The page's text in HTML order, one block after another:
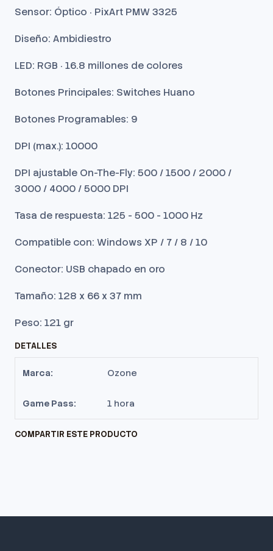
Sensor: Óptico · PixArt PMW 3325
Diseño: Ambidiestro
LED: RGB · 16.8 millones de colores
Botones Principales: Switches Huano
Botones Programables: 9
DPI (max.): 10000
DPI ajustable On-The-Fly: 500 / 1500 / 2000 /
3000 / 4000 / 5000 DPI
Tasa de respuesta: 125 - 500 - 1000 Hz
Compatible con: Windows XP / 7 / 8 / 10
Conector: USB chapado en oro
Tamaño: 128 x 66 x 37 mm
Peso: 121 gr
DETALLES
Marca: Ozone
Game Pass: 1 hora
COMPARTIR ESTE PRODUCTO